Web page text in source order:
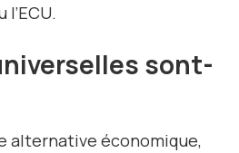
sont-
alternative économique,